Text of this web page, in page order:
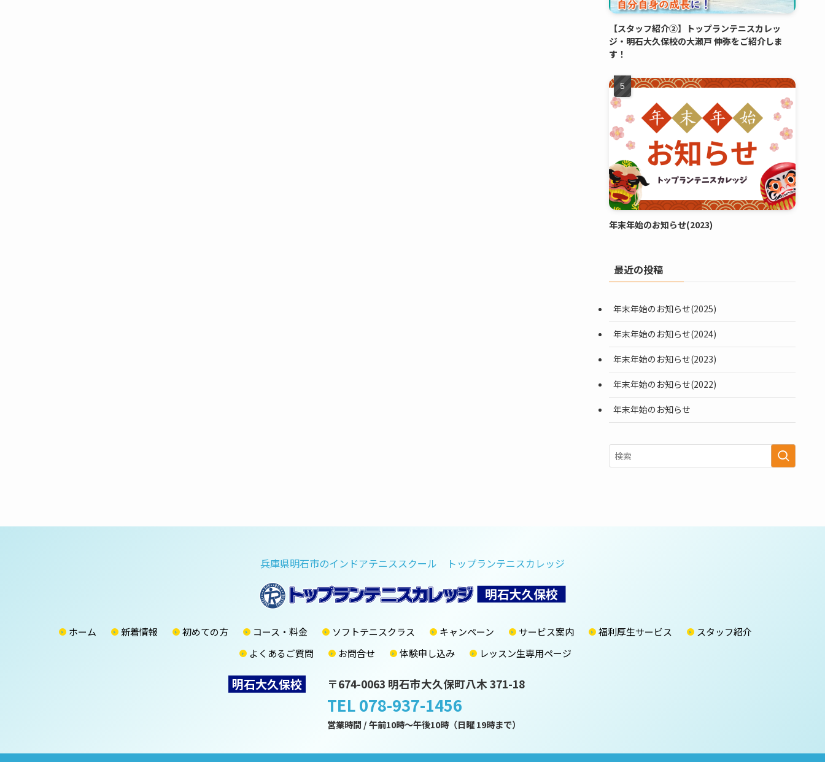
【スタッフ紹介②】トップランテニスカレッ
ジ・明石大久保校の大瀬戸 伸弥をご紹介しま
す！
年末年始のお知らせ(2023)
最近の投稿
年末年始のお知らせ(2025)
年末年始のお知らせ(2024)
年末年始のお知らせ(2023)
年末年始のお知らせ(2022)
年末年始のお知らせ
兵庫県明石市のインドアテニススクール トップランテニスカレッジ
ホーム 新着情報 初めての方 コース・料金 ソフトテニスクラス キャンペーン サービス案内 福利厚生サービス
スタッフ紹介
よくあるご質問
お問合せ 体験申し込み レッスン生専用ページ
明石大久保校 〒674-0063 明石市大久保町八木 371-18
TEL 078-937-1456
営業時間 / 午前10時～午後10時（日曜 19時まで）